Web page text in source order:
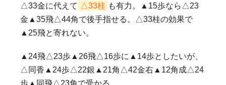
△33金に代えて △33桂 も有力。▲15歩なら△23
金▲35飛△44角で後手指せる。△33桂の効果で
▲25飛と寄れない。
▲24飛△23歩▲26飛△16歩に▲14歩としたいが、
△同香▲24歩△22銀▲21角△42金右▲12角成△24